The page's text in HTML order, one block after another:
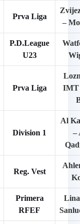
Prva Liga
–
P.D.League
U23
Prva Liga
IMT
Division 1
Al
–
Reg. Vest
Primera
RFEF